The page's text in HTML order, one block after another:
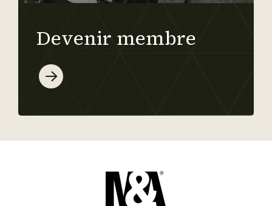
Devenir membre